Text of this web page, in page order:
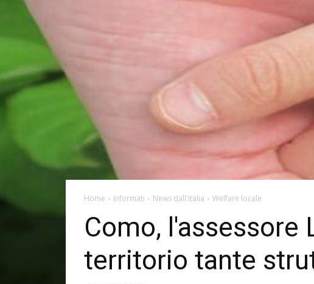
Home Informati News dall'Italia Welfare locale
Como, l'assessore
territorio tante